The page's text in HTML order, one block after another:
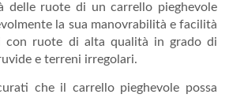
delle ruote di un carrello pieghevole
la sua manovrabilità e facilità
con ruote di alta qualità in grado di
e terreni irregolari.
che il carrello pieghevole possa